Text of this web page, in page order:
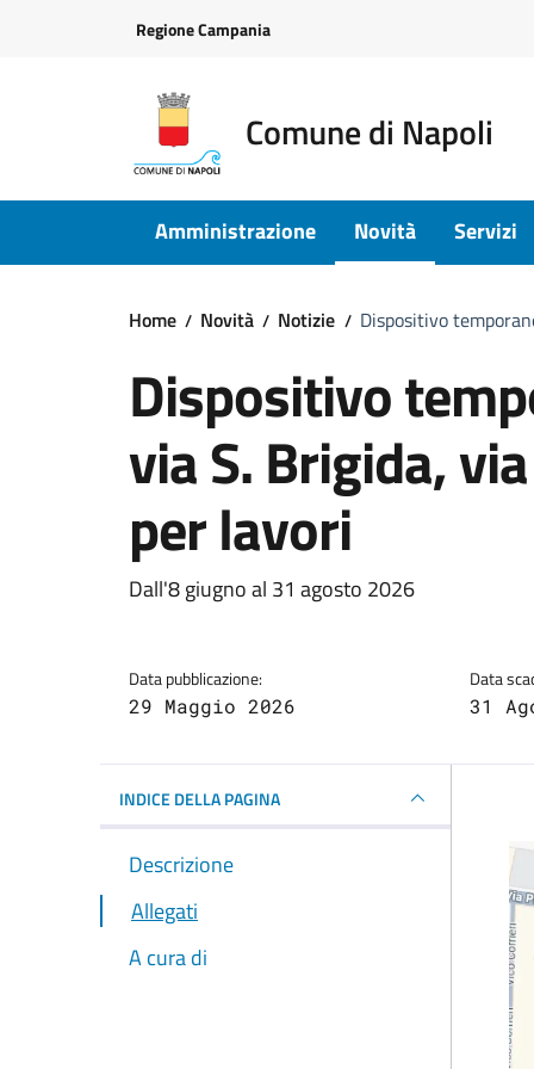
Regione Campania
Comune di Napoli
Amministrazione Novità Servizi
Home Novità Notizie Dispositivo
Dispositivo
via S. Brigida,
per lavori
Dettagli della
Dall'8 giugno al 31 agosto 2026
Data pubblicazione:
29 Maggio 2026
Data
31
INDICE DELLA PAGINA
Descrizione
Allegati
A cura di